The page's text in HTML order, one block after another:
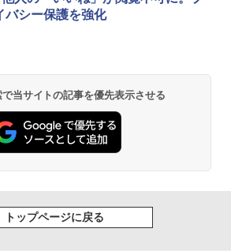
WAYNE feat. Flo Milli, ATL Jacob
250
￥250
ラベルレス ×8本
Amazon 天然水 ラベルレス 500ml ×24本
士山の天然水 バナジウム含有 水 ミネラル
ウォーター ペットボトル 静岡県産 500ミリリ
トル (Smart Basic)
Amazon 天然水ラベルレス 2L×9本
ガンコミックス)
世界居酒屋「のぶ」(22) (角川コミックス・
ース)
832
スDIGITAL)
バシー保護を強化
当サイトの記事を優先表示させる
トップページに戻る